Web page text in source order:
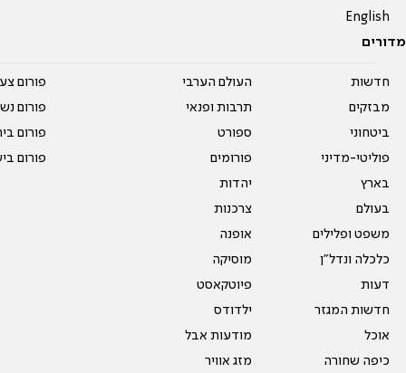
English
מדורים
חדשות
מבזקים
ביטחוני
פוליטי-מדיני
בארץ
בעולם
משפט ופלילים
כלכלה ונדל"ן
דעות
חדשות המגזר
אוכל
כיפה שחורה
העולם הערבי
תרבות ופנאי
ספורט
פורומים
יהדות
צרכנות
אופנה
מוסיקה
פיוטקאסט
ילדודס
מודעות אבל
מזג אוויר
פורום
פורום
פורום
פורום